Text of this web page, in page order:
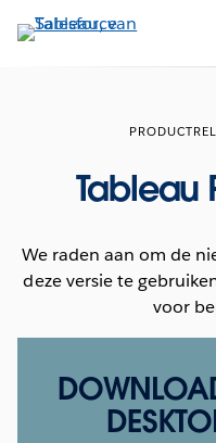
Verder
naar
Tableau
We raden aan om de
deze versie te
voor